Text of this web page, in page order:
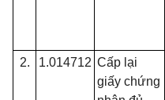
2. 1.014712 Cấp lại
giấy chứng